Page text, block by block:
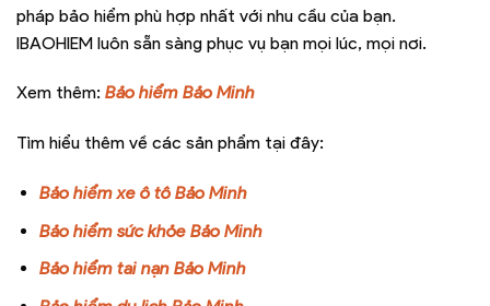
pháp bảo hiểm phù hợp nhất với nhu cầu của bạn.
IBAOHIEM luôn sẵn sàng phục vụ bạn mọi lúc, mọi nơi.
Xem thêm: Bảo hiểm Bảo Minh
Tìm hiểu thêm về các sản phẩm tại đây:
Bảo hiểm xe ô tô Bảo Minh
Bảo hiểm sức khỏe Bảo Minh
Bảo hiểm tai nạn Bảo Minh